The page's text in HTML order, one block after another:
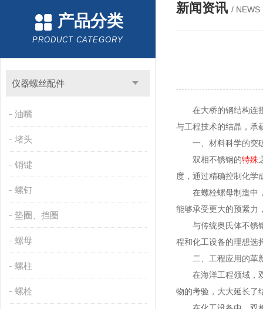
产品分类
PRODUCT CATEGORY
仪器螺丝配件
油嘴
堵头
销键
螺钉
垫圈、挡圈
螺母
螺柱
螺栓
新闻资讯 / NEWS
在大桥的钢结构连
与工程技术的结晶，承
一、材料科学的突
双相不锈钢的特殊
度，通过精确控制化学
在螺栓螺母制造中，
能够承受更大的预紧力
与传统奥氏体不锈钢
程和化工设备的理想选
二、工程应用的革
在海洋工程领域，双
物的考验，大大延长了